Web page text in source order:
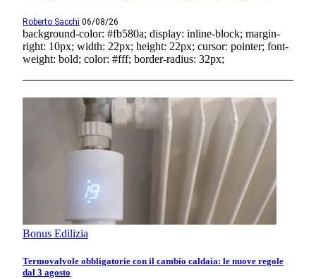
Roberto Sacchi 06/08/26
background-color: #fb580a; display: inline-block; margin-
right: 10px; width: 22px; height: 22px; cursor: pointer; font-
weight: bold; color: #fff; border-radius: 32px;
Bonus Edilizia
Termovalvole obbligatorie con il cambio caldaia: le nuove regole
dal 3 agosto